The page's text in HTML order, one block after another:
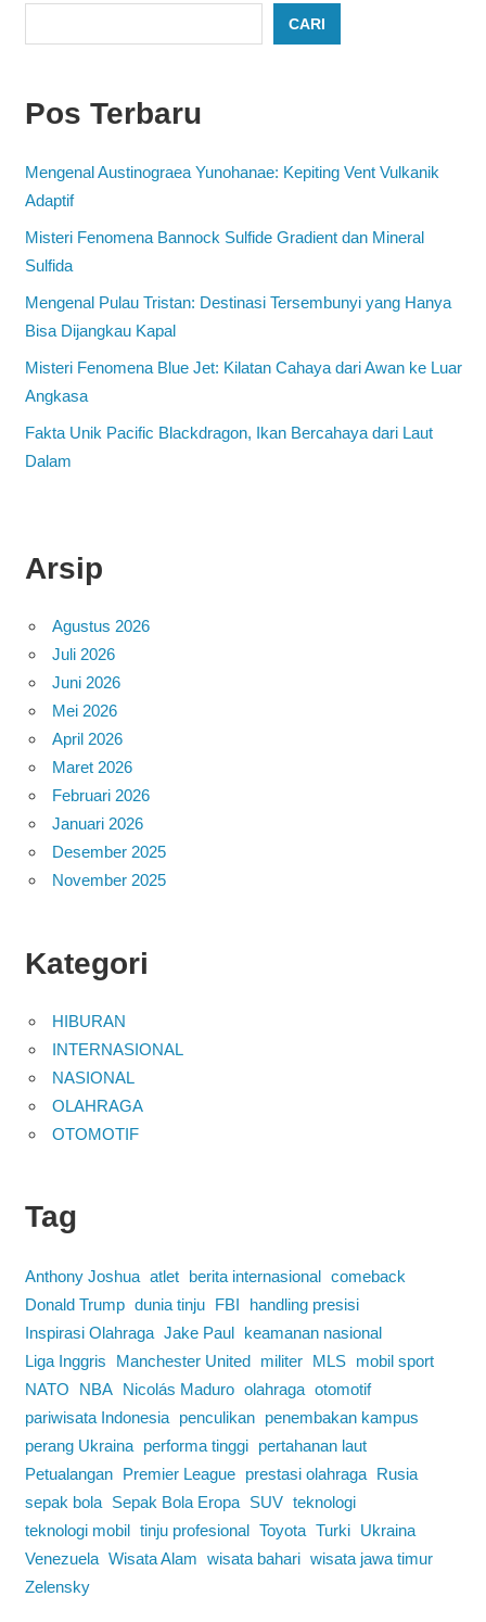
CARI
Pos Terbaru
Mengenal Austinograea Yunohanae: Kepiting Vent Vulkanik
Adaptif
Misteri Fenomena Bannock Sulfide Gradient dan Mineral
Sulfida
Mengenal Pulau Tristan: Destinasi Tersembunyi yang Hanya
Bisa Dijangkau Kapal
Misteri Fenomena Blue Jet: Kilatan Cahaya dari Awan ke Luar
Angkasa
Fakta Unik Pacific Blackdragon, Ikan Bercahaya dari Laut
Dalam
Arsip
Agustus 2026
Juli 2026
Juni 2026
Mei 2026
April 2026
Maret 2026
Februari 2026
Januari 2026
Desember 2025
November 2025
Kategori
HIBURAN
INTERNASIONAL
NASIONAL
OLAHRAGA
OTOMOTIF
Tag
Anthony Joshua atlet berita internasional comeback
Donald Trump dunia tinju FBI
handling presisi
Inspirasi Olahraga Jake Paul
keamanan nasional
Liga Inggris
Manchester United militer MLS
mobil sport
NATO
NBA Nicolás Maduro olahraga otomotif
pariwisata Indonesia
penculikan
penembakan kampus
perang Ukraina
performa tinggi
pertahanan laut
Petualangan
Premier League prestasi olahraga
Rusia
sepak bola
Sepak Bola Eropa SUV teknologi
teknologi mobil tinju profesional Toyota Turki
Ukraina
Venezuela Wisata Alam wisata bahari wisata jawa timur
Zelensky